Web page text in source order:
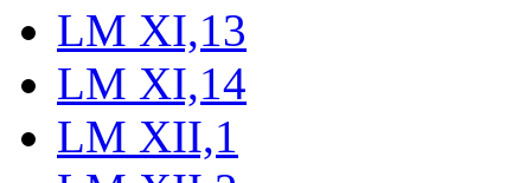
LM XI,13
LM XI,14
LM XII,1